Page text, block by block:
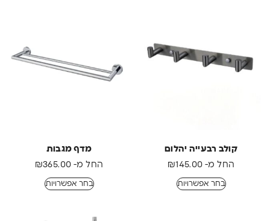
קולב רבעייה יהלום
החל מ-
₪145.00
בחר אפשרויות
מדף מגבות
החל מ-
₪365.00
בחר אפשרויות